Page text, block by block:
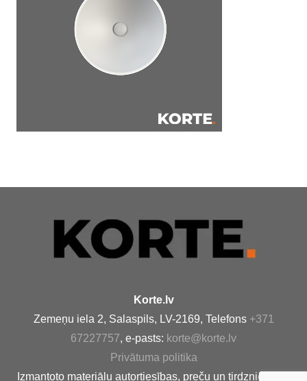
Korte.lv
Zemeņu iela 2, Salaspils, LV-2169, Telefons +371
67227757, e-pasts: korte@korte.lv
Privātuma politika
Izmantoto materiālu autortiesības, preču un tirdzniecības